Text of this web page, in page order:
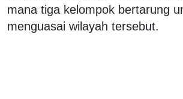
mana tiga kelompok bertarung
menguasai wilayah tersebut.